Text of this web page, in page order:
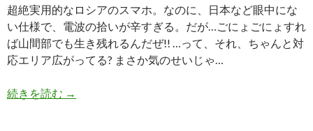
超絶実用的なロシアのスマホ。なのに、日本など眼中にな
い仕様で、電波の拾いが辛すぎる。だが…ごにょごにょすれ
ば山間部でも生き残れるんだぜ!! …って、それ、ちゃんと対
応エリア広がってる? まさか気のせいじゃ…
続きを読む 【YotaPhone2】ドコモプラスエリアと LTE
→